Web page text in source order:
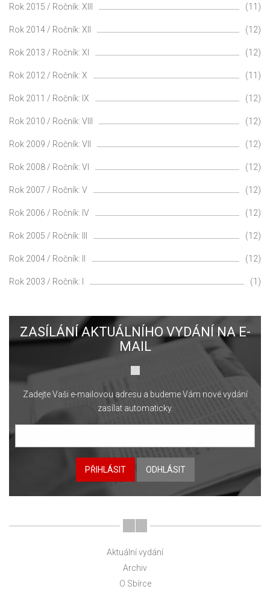
Rok 2015 / Ročník: XIII (11)
Rok 2014 / Ročník: XII (12)
Rok 2013 / Ročník: XI (12)
Rok 2012 / Ročník: X (11)
Rok 2011 / Ročník: IX (12)
Rok 2010 / Ročník: VIII (12)
Rok 2009 / Ročník: VII (12)
Rok 2008 / Ročník: VI (12)
Rok 2007 / Ročník: V (12)
Rok 2006 / Ročník: IV (12)
Rok 2005 / Ročník: III (12)
Rok 2004 / Ročník: II (12)
Rok 2003 / Ročník: I (1)
ZASÍLÁNÍ AKTUÁLNÍHO VYDÁNÍ NA E-
MAIL
Zadejte Vaši e-mailovou adresu a budeme Vám nové vydání
zasílat automaticky.
PŘIHLÁSIT ODHLÁSIT
Aktuální vydání
Archiv
O Sbírce